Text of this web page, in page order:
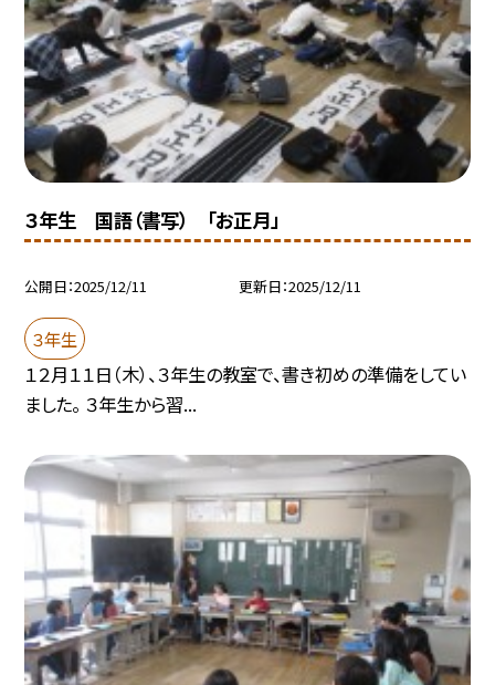
３年生 国語（書写） 「お正月」
公開日 2025/12/11 更新日 2025/12/11
３年生
１２月１１日（木）、３年生の教室で、書き初めの準備をしてい
ました。 ３年生から習...